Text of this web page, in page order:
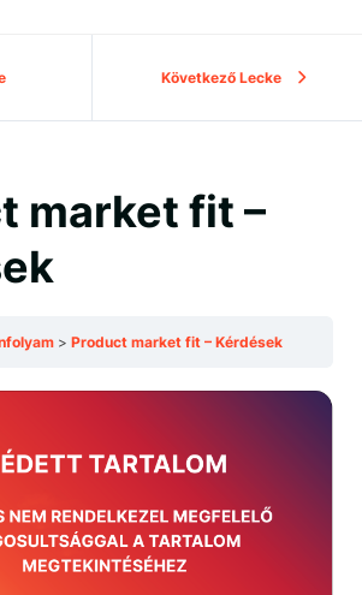
Következő Lecke
market fit –
Product market fit – Kérdések